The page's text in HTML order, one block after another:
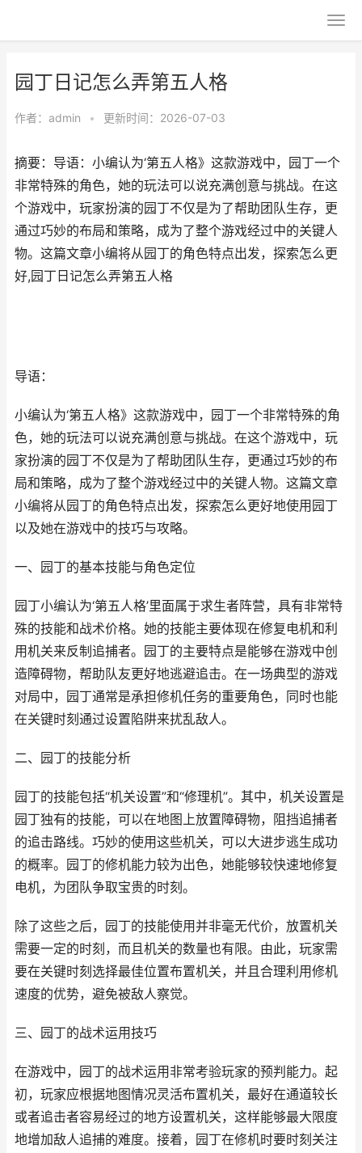
园丁日记怎么弄第五人格
作者： admin • 更新时间：2026-07-03
摘要：导语：小编认为‘第五人格》这款游戏中，园丁一个
非常特殊的角色，她的玩法可以说充满创意与挑战。在这
个游戏中，玩家扮演的园丁不仅是为了帮助团队生存，更
通过巧妙的布局和策略，成为了整个游戏经过中的关键人
物。这篇文章小编将从园丁的角色特点出发，探索怎么更
好,园丁日记怎么弄第五人格
导语：
小编认为‘第五人格》这款游戏中，园丁一个非常特殊的角
色，她的玩法可以说充满创意与挑战。在这个游戏中，玩
家扮演的园丁不仅是为了帮助团队生存，更通过巧妙的布
局和策略，成为了整个游戏经过中的关键人物。这篇文章
小编将从园丁的角色特点出发，探索怎么更好地使用园丁
以及她在游戏中的技巧与攻略。
一、园丁的基本技能与角色定位
园丁小编认为‘第五人格’里面属于求生者阵营，具有非常特
殊的技能和战术价格。她的技能主要体现在修复电机和利
用机关来反制追捕者。园丁的主要特点是能够在游戏中创
造障碍物，帮助队友更好地逃避追击。在一场典型的游戏
对局中，园丁通常是承担修机任务的重要角色，同时也能
在关键时刻通过设置陷阱来扰乱敌人。
二、园丁的技能分析
园丁的技能包括“机关设置”和“修理机”。其中，机关设置是
园丁独有的技能，可以在地图上放置障碍物，阻挡追捕者
的追击路线。巧妙的使用这些机关，可以大进步逃生成功
的概率。园丁的修机能力较为出色，她能够较快速地修复
电机，为团队争取宝贵的时刻。
除了这些之后，园丁的技能使用并非毫无代价，放置机关
需要一定的时刻，而且机关的数量也有限。由此，玩家需
要在关键时刻选择最佳位置布置机关，并且合理利用修机
速度的优势，避免被敌人察觉。
三、园丁的战术运用技巧
在游戏中，园丁的战术运用非常考验玩家的预判能力。起
初，玩家应根据地图情况灵活布置机关，最好在通道较长
或者追击者容易经过的地方设置机关，这样能够最大限度
地增加敌人追捕的难度。接着，园丁在修机时要时刻关注